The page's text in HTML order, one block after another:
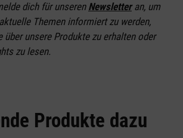
dich für unseren Newsletteran, um
Themen informiert zu werden,
über unsere Produkte zu erhalten oder
zu lesen.
Produkte dazu